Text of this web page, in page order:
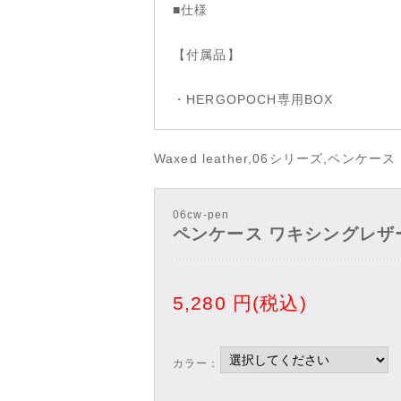
■仕様
【付属品】
・HERGOPOCH専用BOX
Waxed leather,06シリーズ,ペンケース
06cw-pen
ペンケース ワキシングレ
5,280 円(税込)
カラー：